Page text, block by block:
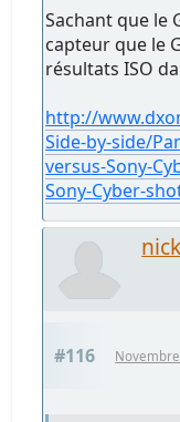
Sachant que le
capteur que le
résultats ISO
http://
Side-by-side/
versus-Sony-
Sony-Cyber-
#116